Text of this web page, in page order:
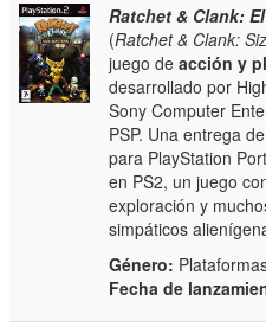
Ratchet & Clank:
(Ratchet & Clank:
juego deacción y
desarrollado por
Sony Computer
PSP. Una entrega
para PlayStation
en PS2, un juego
exploración y
simpáticos
Género:
Fecha de